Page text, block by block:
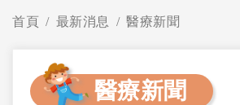
首頁 最新消息 醫療新聞
醫療新聞